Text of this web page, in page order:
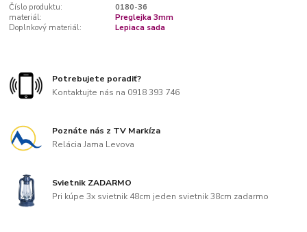
Číslo produktu:
0180-36
materiál:
Preglejka 3mm
Doplnkový materiál:
Lepiaca sada
Potrebujete poradiť?
Kontaktujte nás na 0918 393 746
Poznáte nás z TV Markíza
Relácia Jama Levova
Svietnik ZADARMO
Pri kúpe 3x svietnik 48cm jeden svietnik 38cm zadarmo